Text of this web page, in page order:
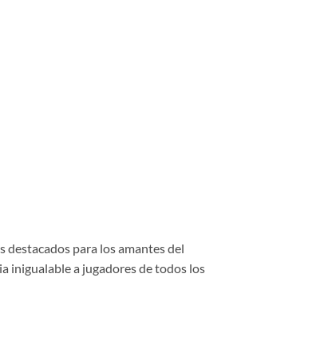
destacados para los amantes del
inigualable a jugadores de todos los